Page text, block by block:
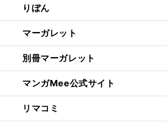
りぼん
マーガレット
別冊マーガレット
マンガMee公式サイト
リマコミ